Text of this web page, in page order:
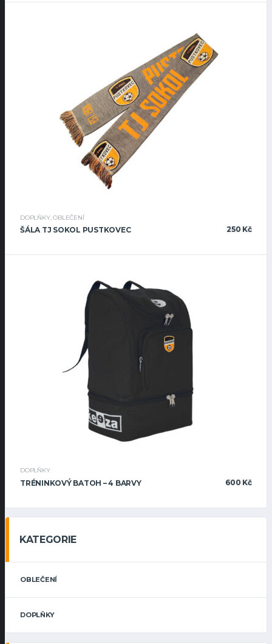
DOPLŇKY,OBLEČENÍ
ŠÁLA TJ SOKOL PUSTKOVEC 250 Kč
DOPLŇKY
TRÉNINKOVÝ BATOH – 4 BARVY 600 Kč
KATEGORIE
OBLEČENÍ
DOPLŇKY